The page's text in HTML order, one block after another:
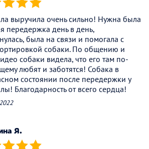
(*) (*) (*)
выручила очень сильно! Нужна была
передержка день в день,
была на связи и помогала с
собаки. По общению и
собаки видела, что его там по-
любят и заботятся! Собака в
состоянии после передержки у
Благодарность от всего сердца!
Я.